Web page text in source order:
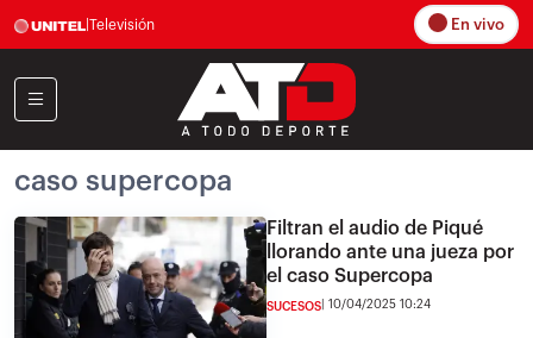
Televisión En vivo
caso supercopa
Filtran el audio de Piqué
llorando ante una jueza por
el caso Supercopa
SUCESOS 10/04/2025 10:24